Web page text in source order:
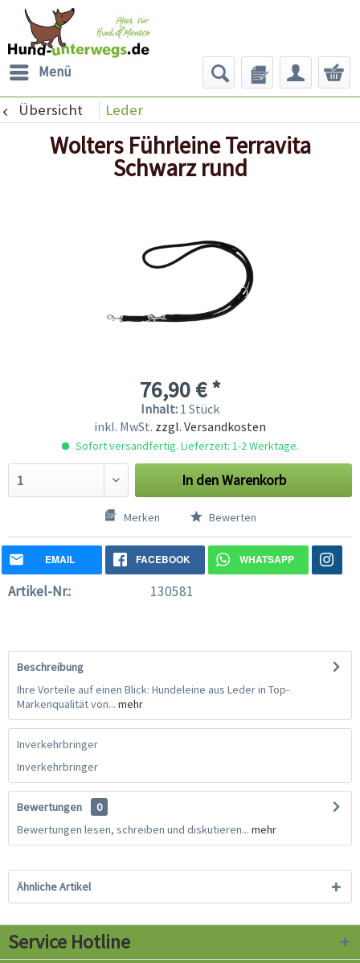
Menü
Übersicht Leder
Wolters Führleine Terravita
Schwarz rund
76,90 € *
Inhalt: 1 Stück
inkl. MwSt. zzgl. Versandkosten
Sofort versandfertig. Lieferzeit: 1-2 Werktage.
In denWarenkorb
Merken Bewerten
EMAIL FACEBOOK WHATSAPP
Artikel-Nr.: 130581
Beschreibung
Ihre Vorteile auf einen Blick: Hundeleine aus Leder in Top-
Markenqualität von... mehr
Inverkehrbringer
Inverkehrbringer
Bewertungen
0
Bewertungen lesen, schreiben und diskutieren... mehr
Ähnliche Artikel
Service Hotline